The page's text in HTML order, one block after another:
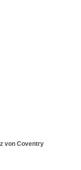
von Coventry